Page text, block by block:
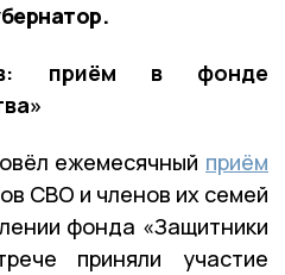
приём в фонде
ежемесячный приём
СВО и членов их семей
фонда «Защитники
приняли участие